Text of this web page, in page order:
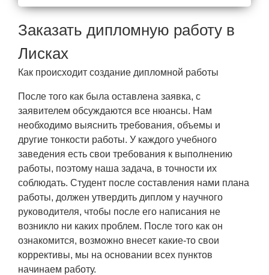
Заказать дипломную работу в
Лисках
Как происходит создание дипломной работы
После того как была оставлена заявка, с
заявителем обсуждаются все нюансы. Нам
необходимо выяснить требования, объемы и
другие тонкости работы. У каждого учебного
заведения есть свои требования к выполнению
работы, поэтому наша задача, в точности их
соблюдать. Студент после составления нами плана
работы, должен утвердить диплом у научного
руководителя, чтобы после его написания не
возникло ни каких проблем. После того как он
ознакомится, возможно внесет какие-то свои
коррективы, мы на основании всех пунктов
начинаем работу.